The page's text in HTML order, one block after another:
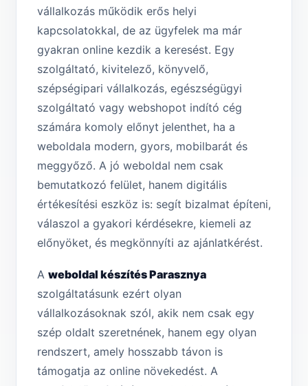
vállalkozás működik erős helyi
kapcsolatokkal, de az ügyfelek ma már
gyakran online kezdik a keresést. Egy
szolgáltató, kivitelező, könyvelő,
szépségipari vállalkozás, egészségügyi
szolgáltató vagy webshopot indító cég
számára komoly előnyt jelenthet, ha a
weboldala modern, gyors, mobilbarát és
meggyőző. A jó weboldal nem csak
bemutatkozó felület, hanem digitális
értékesítési eszköz is: segít bizalmat építeni,
válaszol a gyakori kérdésekre, kiemeli az
előnyöket, és megkönnyíti az ajánlatkérést.
A weboldal készítés Parasznya
szolgáltatásunk ezért olyan
vállalkozásoknak szól, akik nem csak egy
szép oldalt szeretnének, hanem egy olyan
rendszert, amely hosszabb távon is
támogatja az online növekedést. A